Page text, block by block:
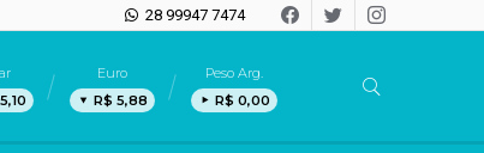
28 99947 7474
Euro
R$ 5,88
Peso Arg.
R$ 0,00